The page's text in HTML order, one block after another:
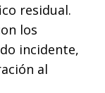
residual.
los
incidente,
al